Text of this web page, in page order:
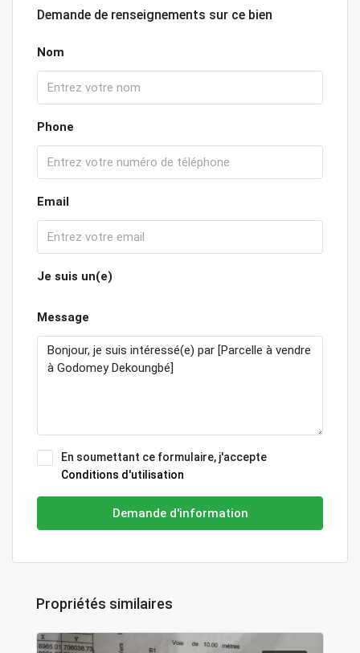
Demande de renseignements sur ce bien
Nom
Phone
Email
Je suis un(e)
Message
En soumettant ce formulaire, j'accepte
Conditions d'utilisation
Demande d'information
Propriétés similaires